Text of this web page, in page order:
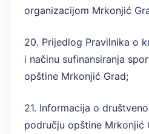
organizacijom Mrkonjić
20. Prijedlog Pravilnika o
i načinu sufinansiranja
opštine Mrkonjić Grad;
21. Informacija o
području opštine Mrkonjić